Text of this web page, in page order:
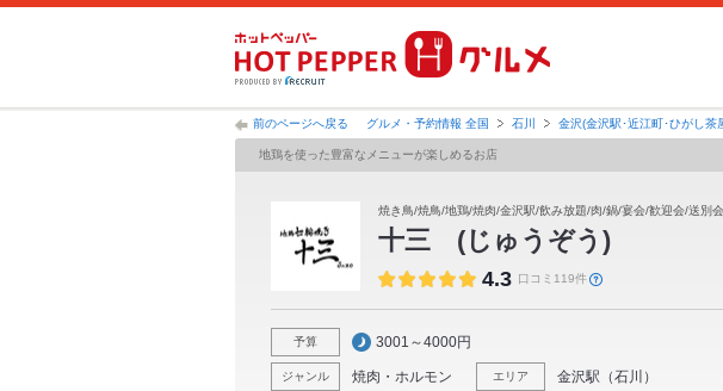
前のページへ戻る グルメ・予約情報 全国 石川 金沢(金沢駅･近江町･ひがし茶
地鶏を使った豊富なメニューが楽しめるお店
焼き鳥/焼鳥/地鶏/焼肉/金沢駅/飲み放題/肉/鍋/宴会/歓迎会/送別会
十三 (じゅうぞう)
4.3 口コミ119件
予算 3001～4000円
ジャンル 焼肉・ホルモン エリア 金沢駅 （石川 ）